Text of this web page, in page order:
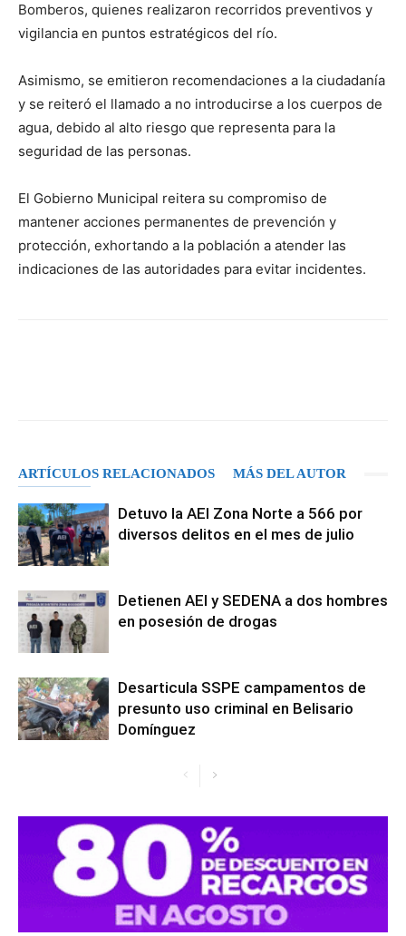
Bomberos, quienes realizaron recorridos preventivos y
vigilancia en puntos estratégicos del río.
Asimismo, se emitieron recomendaciones a la ciudadanía
y se reiteró el llamado a no introducirse a los cuerpos de
agua, debido al alto riesgo que representa para la
seguridad de las personas.
El Gobierno Municipal reitera su compromiso de
mantener acciones permanentes de prevención y
protección, exhortando a la población a atender las
indicaciones de las autoridades para evitar incidentes.
ARTÍCULOS RELACIONADOS MÁS DEL AUTOR
Detuvo la AEI Zona Norte a 566 por
diversos delitos en el mes de julio
Detienen AEI y SEDENA a dos hombres
en posesión de drogas
Desarticula SSPE campamentos de
presunto uso criminal en Belisario
Domínguez